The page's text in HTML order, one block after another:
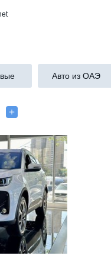
Авто из ОАЭ
KIA